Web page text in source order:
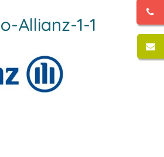
Allianz-1-1